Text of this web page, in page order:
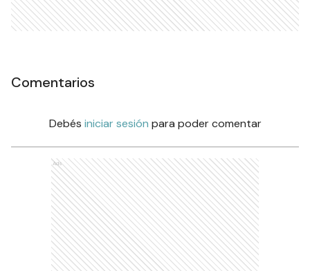
Comentarios
Debés iniciar sesión para poder comentar
Ads